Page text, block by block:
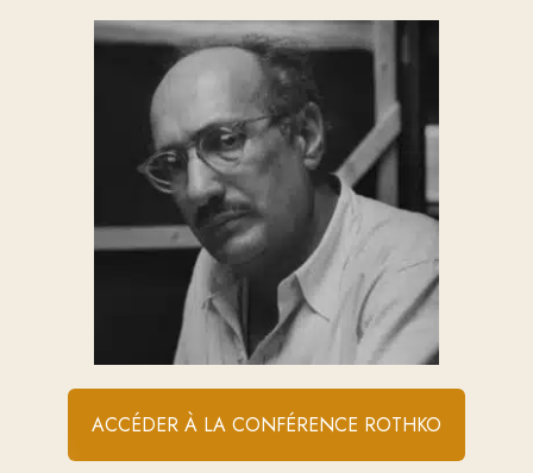
ACCÉDER À LA CONFÉRENCE ROTHKO